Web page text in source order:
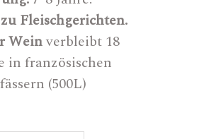
Fleischgerichten.
Weinverbleibt 18
in französischen
(500L)